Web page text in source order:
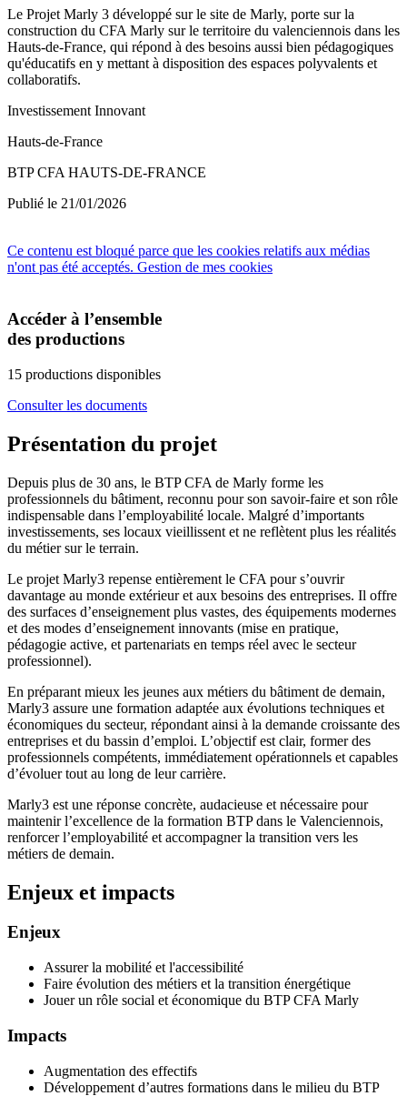
Le Projet Marly 3 développé sur le site de Marly, porte sur la
construction du CFA Marly sur le territoire du valenciennois dans les
Hauts-de-France, qui répond à des besoins aussi bien pédagogiques
qu'éducatifs en y mettant à disposition des espaces polyvalents et
collaboratifs.
Investissement Innovant
Hauts-de-France
BTP CFA HAUTS-DE-FRANCE
Publié le 21/01/2026
Ce contenu est bloqué parce que les cookies relatifs aux médias
n'ont pas été acceptés. Gestion de mes cookies
Accéder à l’ensemble
des productions
15 productions disponibles
Consulter les documents
Présentation du projet
Depuis plus de 30 ans, le BTP CFA de Marly forme les
professionnels du bâtiment, reconnu pour son savoir-faire et son rôle
indispensable dans l’employabilité locale. Malgré d’importants
investissements, ses locaux vieillissent et ne reflètent plus les réalités
du métier sur le terrain.
Le projet Marly3 repense entièrement le CFA pour s’ouvrir
davantage au monde extérieur et aux besoins des entreprises. Il offre
des surfaces d’enseignement plus vastes, des équipements modernes
et des modes d’enseignement innovants (mise en pratique,
pédagogie active, et partenariats en temps réel avec le secteur
professionnel).
En préparant mieux les jeunes aux métiers du bâtiment de demain,
Marly3 assure une formation adaptée aux évolutions techniques et
économiques du secteur, répondant ainsi à la demande croissante des
entreprises et du bassin d’emploi. L’objectif est clair, former des
professionnels compétents, immédiatement opérationnels et capables
d’évoluer tout au long de leur carrière.
Marly3 est une réponse concrète, audacieuse et nécessaire pour
maintenir l’excellence de la formation BTP dans le Valenciennois,
renforcer l’employabilité et accompagner la transition vers les
métiers de demain.
Enjeux et impacts
Enjeux
Assurer la mobilité et l'accessibilité
Faire évolution des métiers et la transition énergétique
Jouer un rôle social et économique du BTP CFA Marly
Impacts
Augmentation des effectifs
Développement d’autres formations dans le milieu du BTP